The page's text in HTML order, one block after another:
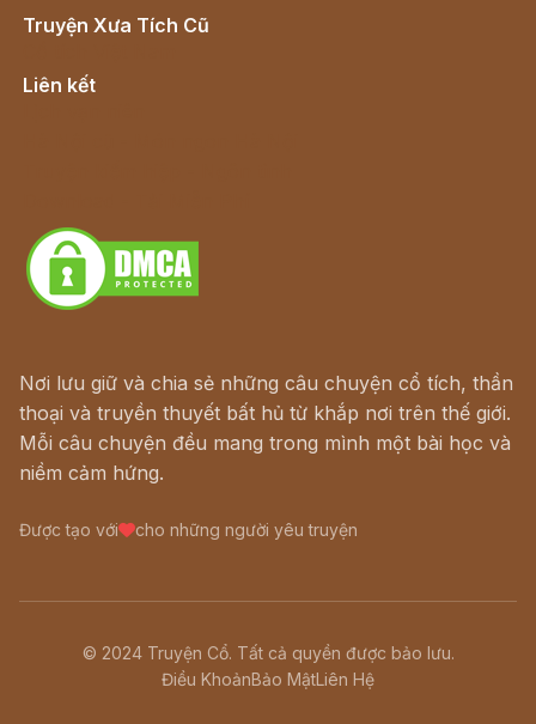
Truyện Xưa Tích Cũ
Liên kết
Nơi lưu giữ và chia sẻ những câu chuyện cổ tích, thần
thoại và truyền thuyết bất hủ từ khắp nơi trên thế giới.
Mỗi câu chuyện đều mang trong mình một bài học và
niềm cảm hứng.
Được tạo với cho những người yêu truyện
© 2024 Truyện Cổ. Tất cả quyền được bảo lưu.
Điều KhoảnBảo MậtLiên Hệ